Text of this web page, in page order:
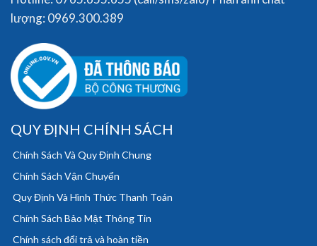
lượng: 0969.300.389
QUY ĐỊNH CHÍNH SÁCH
Chính Sách Và Quy Định Chung
Chính Sách Vận Chuyển
Quy Định Và Hình Thức Thanh Toán
Chính Sách Bảo Mật Thông Tin
Chính sách đổi trả và hoàn tiền